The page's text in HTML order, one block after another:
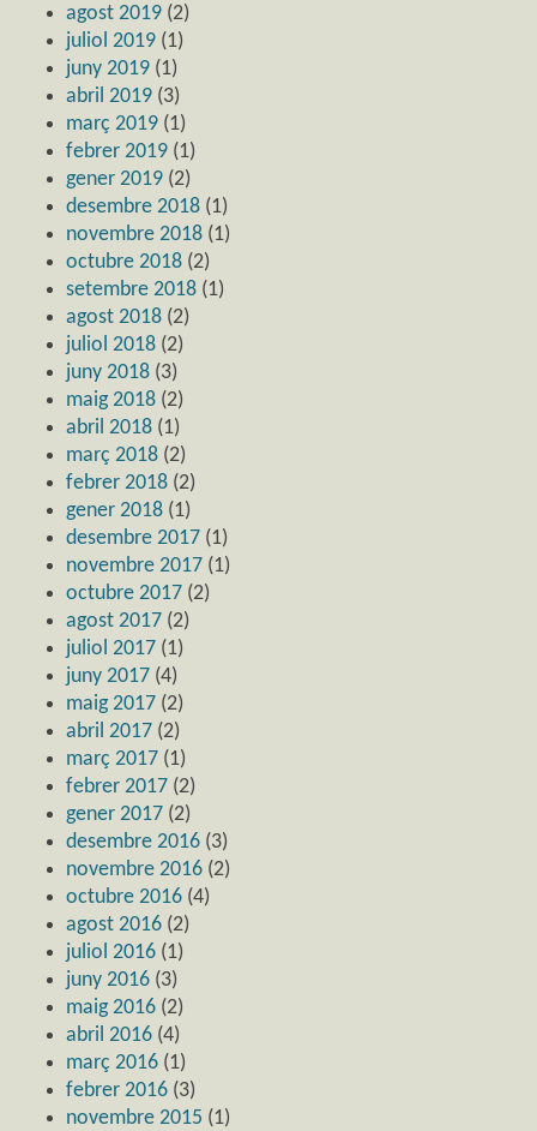
agost 2019 (2)
juliol 2019 (1)
juny 2019 (1)
abril 2019 (3)
març 2019 (1)
febrer 2019 (1)
gener 2019 (2)
desembre 2018 (1)
novembre 2018 (1)
octubre 2018 (2)
setembre 2018 (1)
agost 2018 (2)
juliol 2018 (2)
juny 2018 (3)
maig 2018 (2)
abril 2018 (1)
març 2018 (2)
febrer 2018 (2)
gener 2018 (1)
desembre 2017 (1)
novembre 2017 (1)
octubre 2017 (2)
agost 2017 (2)
juliol 2017 (1)
juny 2017 (4)
maig 2017 (2)
abril 2017 (2)
març 2017 (1)
febrer 2017 (2)
gener 2017 (2)
desembre 2016 (3)
novembre 2016 (2)
octubre 2016 (4)
agost 2016 (2)
juliol 2016 (1)
juny 2016 (3)
maig 2016 (2)
abril 2016 (4)
març 2016 (1)
febrer 2016 (3)
novembre 2015 (1)